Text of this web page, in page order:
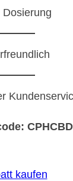
Dosierung
CPHCBD
kaufen